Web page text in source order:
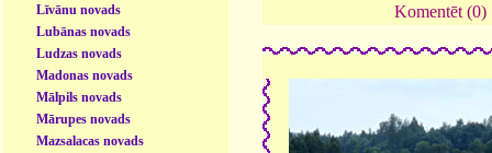
Līvānu novads
Lubānas novads
Ludzas novads
Madonas novads
Mālpils novads
Mārupes novads
Mazsalacas novads
Komentēt (0)